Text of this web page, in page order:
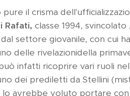
il crisma
Rafati, classe 1994, svincolato
dal settore giovanile, con cui ha
delle rivelazionidella
infatti ricoprire vari ruoli nel
dei prediletti da Stellini
lo avrebbe voluto portare con